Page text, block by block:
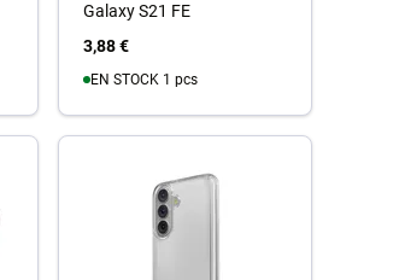
Galaxy S21 FE
3,88 €
EN STOCK 1 pcs